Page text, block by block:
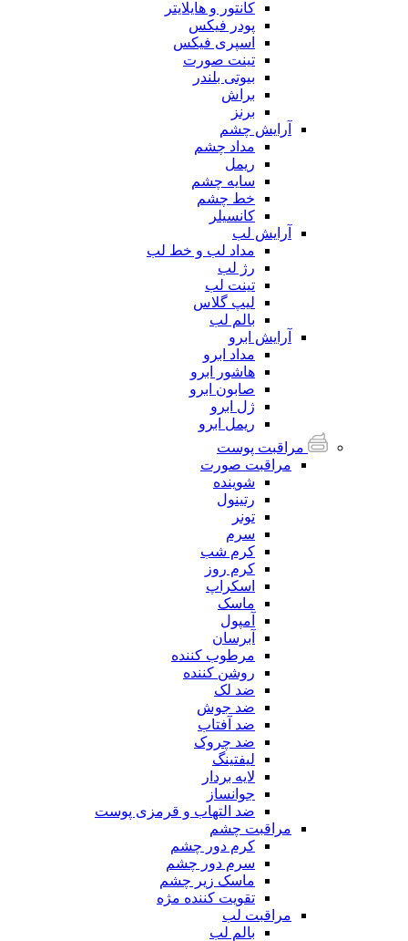
کانتور و هایلایتر
پودر فیکس
اسپری فیکس
تینت صورت
بیوتی بلندر
براش
برنز
آرایش چشم
مداد چشم
ریمل
سایه چشم
خط چشم
کانسیلر
آرایش لب
مداد لب و خط لب
رژ لب
تینت لب
لیپ گلاس
بالم لب
آرایش ابرو
مداد ابرو
هاشور ابرو
صابون ابرو
ژل ابرو
ریمل ابرو
مراقبت پوست
مراقبت صورت
شوینده
رتینول
تونر
سرم
کرم شب
کرم روز
اسکراپ
ماسک
آمپول
آبرسان
مرطوب کننده
روشن کننده
ضد لک
ضد جوش
ضد آفتاب
ضد چروک
لیفتینگ
لایه بردار
جوانساز
ضد التهاب و قرمزی پوست
مراقبت چشم
کرم دور چشم
سرم دور چشم
ماسک زیر چشم
تقویت کننده مژه
مراقبت لب
بالم لب